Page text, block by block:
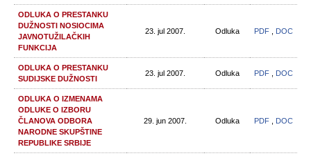
ODLUKA O PRESTANKU
DUŽNOSTI NOSIOCIMA
JAVNOTUŽILAČKIH
FUNKCIJA
23. jul 2007. Odluka PDF DOC
ODLUKA O PRESTANKU
SUDIJSKE DUŽNOSTI
23. jul 2007. Odluka PDF DOC
ODLUKA O IZMENAMA
ODLUKE O IZBORU
ČLANOVA ODBORA
NARODNE SKUPŠTINE
REPUBLIKE SRBIJE
29. jun 2007. Odluka PDF DOC